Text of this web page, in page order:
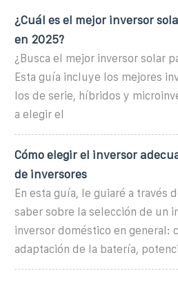
¿Cuál es el mejor inversor
en 2025?
¿Busca el mejor inversor solar
Esta guía incluye los mejores
los de serie, híbridos y
a elegir el
Cómo elegir el inversor
de inversores
En esta guía, le guiaré a través
saber sobre la selección de un
inversor doméstico en general:
adaptación de la batería,